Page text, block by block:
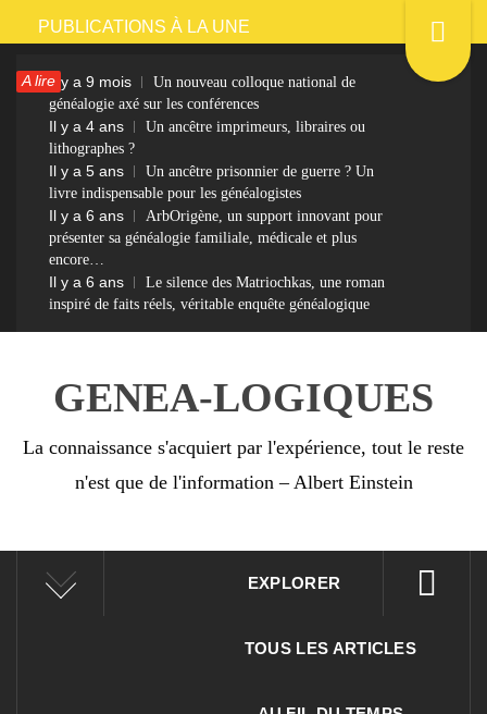
Passer
contenu
PUBLICATIONS À LA UNE
A lireIl y a 9 mois
Un nouveau colloque national de
généalogie axé sur les conférences
Il y a 4 ans
Un ancêtre imprimeurs, libraires ou
lithographes ?
Il y a 5 ans
Un ancêtre prisonnier de guerre ? Un
livre indispensable pour les généalogistes
Il y a 6 ans
ArbOrigène, un support innovant pour
présenter sa généalogie familiale, médicale et plus
encore…
Il y a 6 ans
Le silence des Matriochkas, une roman
inspiré de faits réels, véritable enquête généalogique
GENEA-LOGIQUES
La connaissance s'acquiert par l'expérience, tout le reste
n'est que de l'information – Albert Einstein
EXPLORER
TOUS LES ARTICLES